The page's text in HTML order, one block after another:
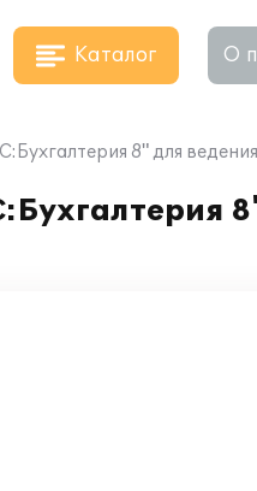
Каталог О
8" для